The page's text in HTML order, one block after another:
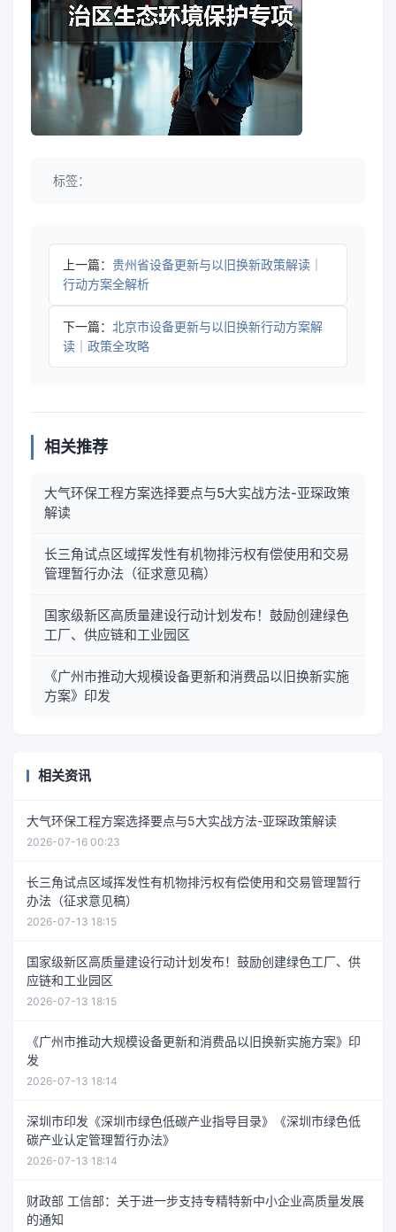
标签：
上一篇： 贵州省设备更新与以旧换新政策解读｜
行动方案全解析
下一篇： 北京市设备更新与以旧换新行动方案解
读｜政策全攻略
相关推荐
大气环保工程方案选择要点与5大实战方法-亚琛政策
解读
长三角试点区域挥发性有机物排污权有偿使用和交易
管理暂行办法（征求意见稿）
国家级新区高质量建设行动计划发布！鼓励创建绿色
工厂、供应链和工业园区
《广州市推动大规模设备更新和消费品以旧换新实施
方案》印发
相关资讯
大气环保工程方案选择要点与5大实战方法-亚琛政策解读
2026-07-16 00:23
长三角试点区域挥发性有机物排污权有偿使用和交易管理暂行
办法（征求意见稿）
2026-07-13 18:15
国家级新区高质量建设行动计划发布！鼓励创建绿色工厂、供
应链和工业园区
2026-07-13 18:15
《广州市推动大规模设备更新和消费品以旧换新实施方案》印
发
2026-07-13 18:14
深圳市印发《深圳市绿色低碳产业指导目录》《深圳市绿色低
碳产业认定管理暂行办法》
2026-07-13 18:14
财政部 工信部：关于进一步支持专精特新中小企业高质量发展
的通知